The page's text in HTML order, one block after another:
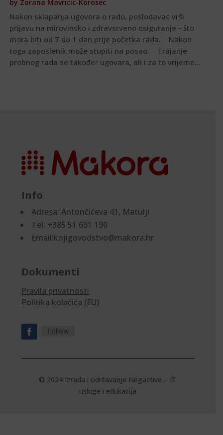
by Zorana Mavricic-Korosec
Nakon sklapanja ugovora o radu, poslodavac vrši
prijavu na mirovinsko i zdravstveno osiguranje - što
mora biti od 7 do 1 dan prije početka rada. Nakon
toga zaposlenik može stupiti na posao. Trajanje
probnog rada se također ugovara, ali i za to vrijeme...
Info
Adresa:Antončićeva 41, Matulji
Tel: +385 51 691 190
Email:knjigovodstvo@makora.hr
Dokumenti
Pravila privatnosti
Politika kolačića (EU)
Follow
© 2024 Izrada i održavanje Negactive – IT
usluge i edukacija